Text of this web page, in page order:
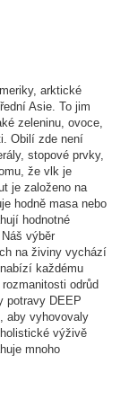
arktické
Asie. To jim
zeleninu, ovoce,
Obilí zde není
stopové prvky,
že vlk je
je založeno na
hodně masa nebo
hodnotné
výběr
na živiny vychází
každému
odrůd
potravy DEEP
aby vyhovovaly
výživě
mnoho